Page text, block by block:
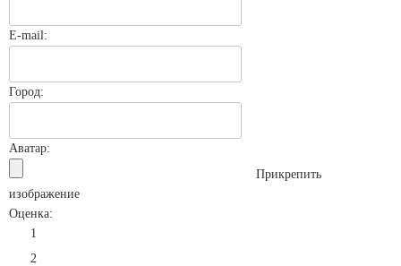
E-mail:
Город:
Аватар:
Прикрепить
изображение
Оценка:
1
2